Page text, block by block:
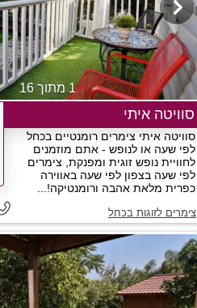
1 מתוך 16
סוויטה איתי
סוויטה איתי צימרים רומנטיים בכחל
לפי שעה או לנופש - אתם מוזמנים
לחוויית נופש זוגית ומפנקת, צימרים
לפי שעה בצפון לפי שעה באווירה
כפרית מלאת אהבה ורומנטיקה!...
צימרים לזוגות בכחל